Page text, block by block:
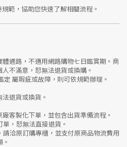
範，協助您快速了解相關流程。
體通路，不適用網路購物七日鑑賞期 。商
不滿意，恕無法退貨或換購。
定 屬瑕疵或故障，則可依規範辦理。
退貨或換貨。
廠客製化下單 ，並包含出貨準備流程。
單，恕無法直接退貨。
請洽原訂購專櫃，並支付原商品物流費用
。